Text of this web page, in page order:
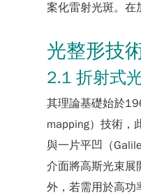
案化雷射光斑。在
光整形技
2.1 折射式
其理論基礎始於
mapping）技術，
與一片平凹（
介面將高斯光束展
外，若需用於高功